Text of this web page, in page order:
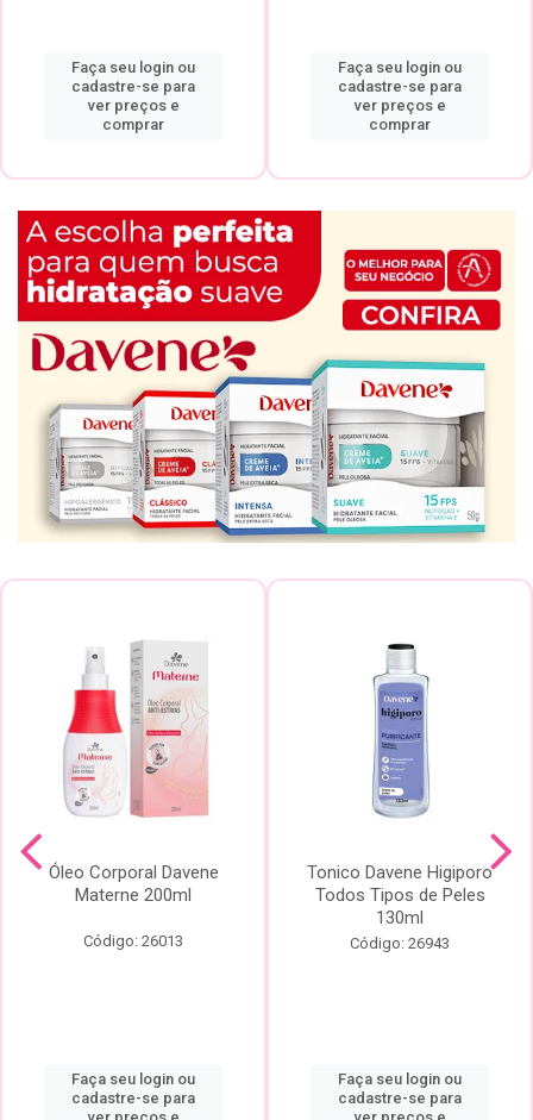
Faça seu login ou
cadastre-se para
ver preços e
comprar
Faça seu login ou
cadastre-se para
ver preços e
comprar
Óleo Corporal Davene
Materne 200ml
Código: 26013
Faça seu login ou
cadastre-se para
Tonico Davene Higiporo
Todos Tipos de Peles
130ml
Código: 26943
Faça seu login ou
cadastre-se para